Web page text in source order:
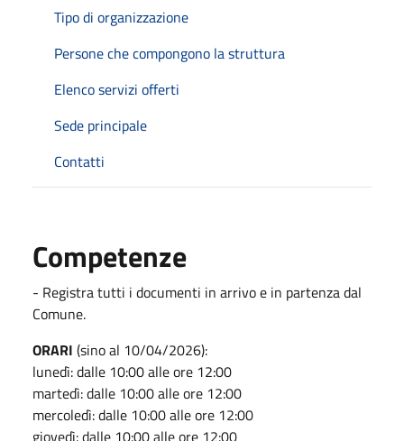
Tipo di organizzazione
Persone che compongono la struttura
Elenco servizi offerti
Sede principale
Contatti
Competenze
- Registra tutti i documenti in arrivo e in partenza dal
Comune.
ORARI (sino al 10/04/2026):
lunedì: dalle 10:00 alle ore 12:00
martedì: dalle 10:00 alle ore 12:00
mercoledì: dalle 10:00 alle ore 12:00
giovedì: dalle 10:00 alle ore 12:00